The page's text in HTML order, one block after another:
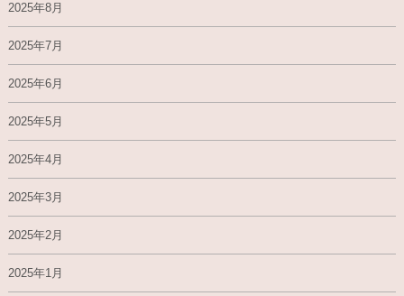
2025年8月
2025年7月
2025年6月
2025年5月
2025年4月
2025年3月
2025年2月
2025年1月